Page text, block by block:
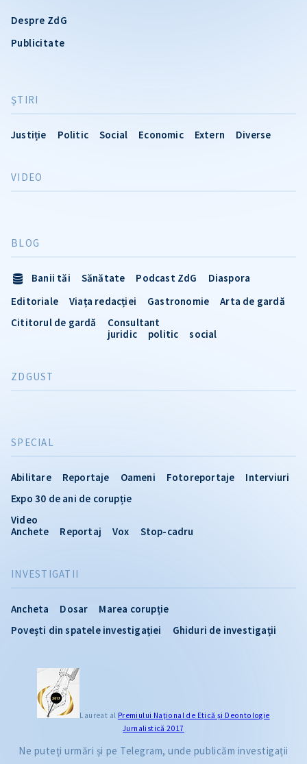
Despre ZdG
Publicitate
ŞTIRI
Justiție Politic Social Economic Extern Diverse
INVESTIGATII
Ancheta Dosar
Marea corupție
Povești din spatele investigației
Ghiduri de investigații
VIDEO
SPECIAL
Abilitare Reportaje Oameni Fotoreportaje
Interviuri
Expo 30 de ani de corupție
Video
Anchete
Reportaj Vox Stop-cadru
BLOG
Banii tăi Sănătate Podcast ZdG
Diaspora
Editoriale
Viața redacției Gastronomie
Arta de gardă
Cititorul de gardă
Consultant
juridic
politic social
ZDGUST
Laureat al Premiului Naţional de Etică și Deontologie
Jurnalistică 2017
Ne puteți urmări și pe Telegram, unde publicăm investigații